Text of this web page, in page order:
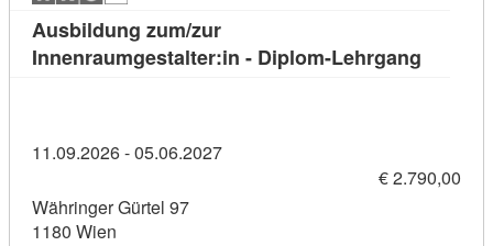
Ausbildung zum/zur
Innenraumgestalter:in - Diplom-Lehrgang
11.09.2026 - 05.06.2027
€ 2.790,00
Währinger Gürtel 97
1180 Wien